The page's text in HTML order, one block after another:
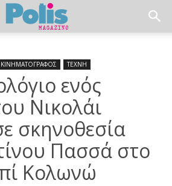
ΚΙΝΗΜΑΤΟΓΡΑΦΟΣ ΤΕΧΝΗ
ενός
Νικολάι
σκηνοθεσία
Πασσά στο
Κολωνώ